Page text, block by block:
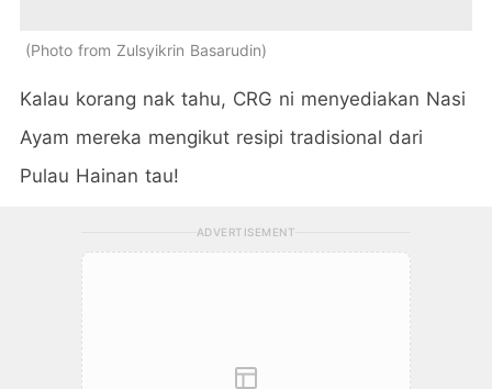
Photo from Zulsyikrin Basarudin
Kalau korang nak tahu, CRG ni menyediakan Nasi
Ayam mereka mengikut resipi tradisional dari
Pulau Hainan tau!
ADVERTISEMENT